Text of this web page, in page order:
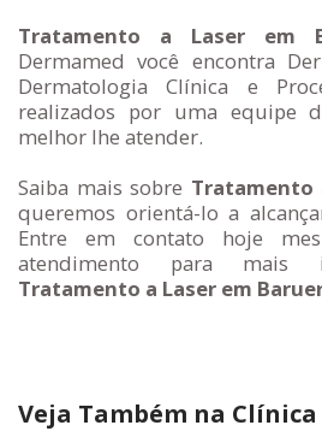
Tratamento a Laser em
Dermamed você encontra
Dermatologia Clínica e
realizados por uma equipe
melhor lhe atender.
Saiba mais sobre Tratamento
queremos orientá-lo a
Entre em contato hoje
atendimento para mais
Tratamento a Laser em
Veja Também na